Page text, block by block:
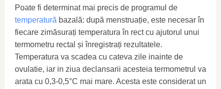
Poate fi determinat mai precis de programul de
temperatură bazală: după menstruație, este necesar în
fiecare zimăsurați temperatura în rect cu ajutorul unui
termometru rectal și înregistrați rezultatele.
Temperatura va scadea cu cateva zile inainte de
ovulatie, iar in ziua declansarii acesteia termometrul va
arata cu 0,3-0,5°C mai mare. Acesta este considerat un